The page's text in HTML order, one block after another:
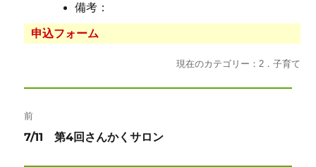
備考：
申込フォーム
現在のカテゴリー：2．子育て
稿
前
前
7/11 第4回さんかくサロン